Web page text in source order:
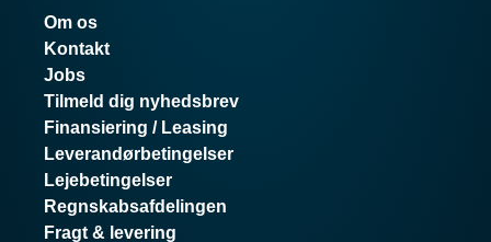
Om os
Kontakt
Jobs
Tilmeld dig nyhedsbrev
Finansiering / Leasing
Leverandørbetingelser
Lejebetingelser
Regnskabsafdelingen
Fragt & levering